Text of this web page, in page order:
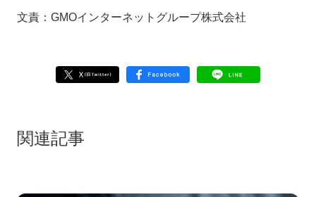
文責：GMOインターネットグループ株式会社
関連記事